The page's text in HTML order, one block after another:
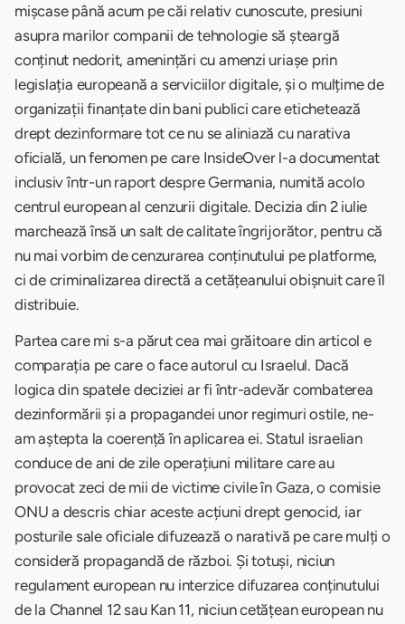
mișcase până acum pe căi relativ cunoscute, presiuni
asupra marilor companii de tehnologie să șteargă
conținut nedorit, amenințări cu amenzi uriașe prin
legislația europeană a serviciilor digitale, și o mulțime de
organizații finanțate din bani publici care etichetează
drept dezinformare tot ce nu se aliniază cu narativa
oficială, un fenomen pe care InsideOver l-a documentat
inclusiv într-un raport despre Germania, numită acolo
centrul european al cenzurii digitale. Decizia din 2 iulie
marchează însă un salt de calitate îngrijorător, pentru că
nu mai vorbim de cenzurarea conținutului pe platforme,
ci de criminalizarea directă a cetățeanului obișnuit care îl
distribuie.
Partea care mi s-a părut cea mai grăitoare din articol e
comparația pe care o face autorul cu Israelul. Dacă
logica din spatele deciziei ar fi într-adevăr combaterea
dezinformării și a propagandei unor regimuri ostile, ne-
am aștepta la coerență în aplicarea ei. Statul israelian
conduce de ani de zile operațiuni militare care au
provocat zeci de mii de victime civile în Gaza, o comisie
ONU a descris chiar aceste acțiuni drept genocid, iar
posturile sale oficiale difuzează o narativă pe care mulți o
consideră propagandă de război. Și totuși, niciun
regulament european nu interzice difuzarea conținutului
de la Channel 12 sau Kan 11, niciun cetățean european nu